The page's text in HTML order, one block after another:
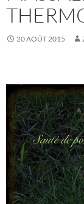
20 AOÛT 2015